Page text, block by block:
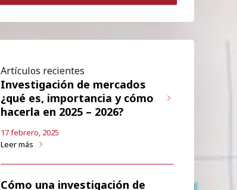
Artículos recientes
Investigación de mercados
¿qué es, importancia y cómo
hacerla en 2025 – 2026?
17 febrero, 2025
Leer más
Cómo una investigación de